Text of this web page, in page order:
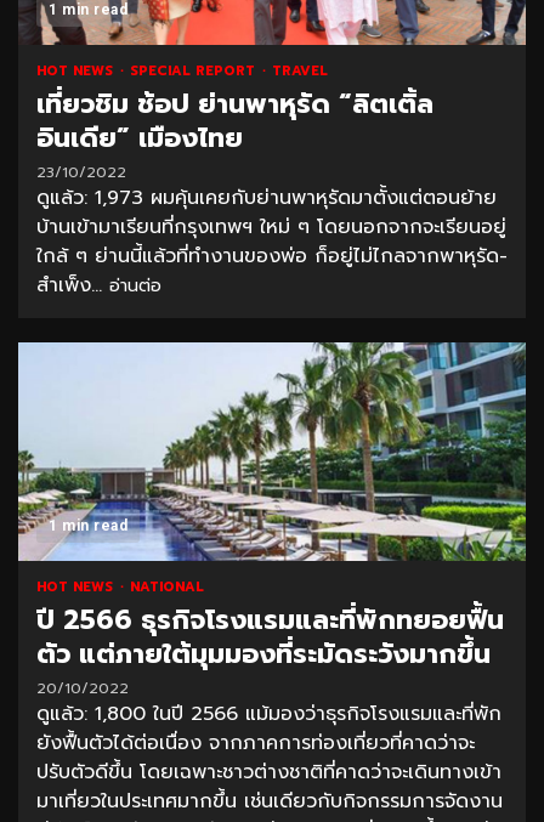
1 min read
HOT NEWS SPECIAL REPORT TRAVEL
เที่ยวชิม ช้อป ย่านพาหุรัด “ลิตเติ้ล
อินเดีย” เมืองไทย
23/10/2022
ดูแล้ว: 1,973 ผมคุ้นเคยกับย่านพาหุรัดมาตั้งแต่ตอนย้าย
บ้านเข้ามาเรียนที่กรุงเทพฯ ใหม่ ๆ โดยนอกจากจะเรียนอยู่
ใกล้ ๆ ย่านนี้แล้วที่ทำงานของพ่อ ก็อยู่ไม่ไกลจากพาหุรัด-
สำเพ็ง... อ่านต่อ
1 min read
HOT NEWS NATIONAL
ปี 2566 ธุรกิจโรงแรมและที่พักทยอยฟื้น
ตัว แต่ภายใต้มุมมองที่ระมัดระวังมากขึ้น
20/10/2022
ดูแล้ว: 1,800 ในปี 2566 แม้มองว่าธุรกิจโรงแรมและที่พัก
ยังฟื้นตัวได้ต่อเนื่อง จากภาคการท่องเที่ยวที่คาดว่าจะ
ปรับตัวดีขึ้น โดยเฉพาะชาวต่างชาติที่คาดว่าจะเดินทางเข้า
มาเที่ยวในประเทศมากขึ้น เช่นเดียวกับกิจกรรมการจัดงาน